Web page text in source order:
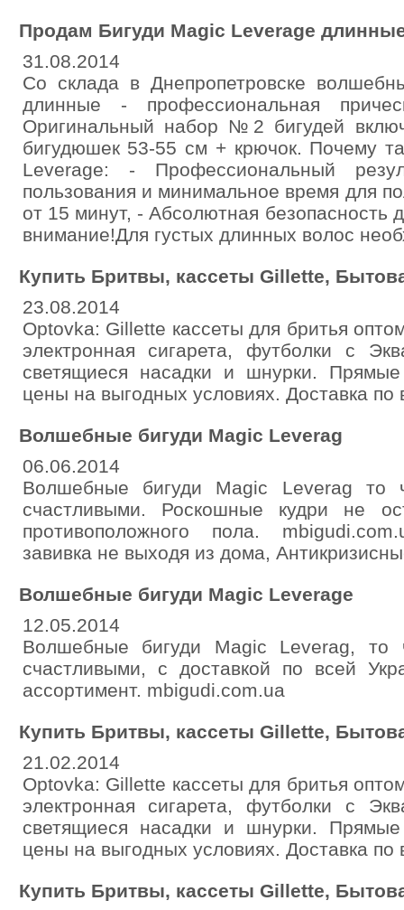
Продам Бигуди Magic Leverage
31.08.2014
Cо склада в Днепропетровске
длинные - профессиональная
Оригинальный набор №2 бигудей
бигудюшек 53-55 см + крючок. Почему
Leverage: - Профессиональный
пользования и минимальное время для
от 15 минут, - Абсолютная безопасность
внимание!Для густых длинных волос
Купить Бритвы, кассеты Gillette,
23.08.2014
Optovka: Gillette кассеты для бритья
электронная сигарета, футболки с
светящиеся насадки и шнурки.
цены на выгодных условиях. Доставка по
Волшебные бигуди Magic Leverag
06.06.2014
Волшебные бигуди Magic Leverag то
счастливыми. Роскошные кудри не
противоположного пола.
завивка не выходя из дома,
Волшебные бигуди Magic Leverage
12.05.2014
Волшебные бигуди Magic Leverag, то
счастливыми, с доставкой по всей
ассортимент. mbigudi.com.ua
Купить Бритвы, кассеты Gillette,
21.02.2014
Optovka: Gillette кассеты для бритья
электронная сигарета, футболки с
светящиеся насадки и шнурки.
цены на выгодных условиях. Доставка по
Купить Бритвы, кассеты Gillette,